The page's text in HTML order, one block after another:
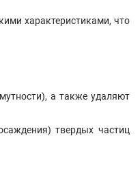
характеристиками, что
а также удаляют
твердых частиц